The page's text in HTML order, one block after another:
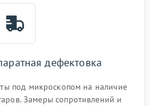
дефектовка
под микроскопом на наличие
Замеры сопротивлений и